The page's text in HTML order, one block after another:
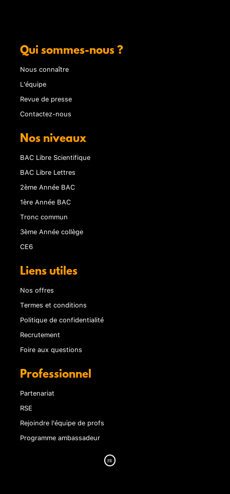
Qui sommes-nous ?
Nous connaître
L'équipe
Revue de presse
Contactez-nous
Nos niveaux
BAC Libre Scientifique
BAC Libre Lettres
2ème Année BAC
1ère Année BAC
Tronc commun
3ème Année collège
CE6
Liens utiles
Nos offres
Termes et conditions
Politique de confidentialité
Recrutement
Foire aux questions
Professionnel
Partenariat
RSE
Rejoindre l'équipe de profs
Programme ambassadeur